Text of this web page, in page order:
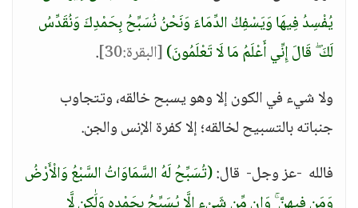
يُفْسِدُ فِيهَا وَيَسْفِكُ الدِّمَاءَ وَنَحْنُ نُسَبِّحُ بِحَمْدِكَ وَنُقَدِّسُ
لَكَ ۖ قَالَ إِنِّي أَعْلَمُ مَا لَا تَعْلَمُونَ)[البقرة:30]
.
ولا شيء في الكون إلا وهو يسبح خالقه، وتتجاوب
جنباته بالتسبيح لخالقه؛ إلا كفرة الإنس والجن.
فالله -عز وجل- قال:(تُسَبِّحُ لَهُ السَّمَاوَاتُ السَّبْعُ وَالْأَرْضُ